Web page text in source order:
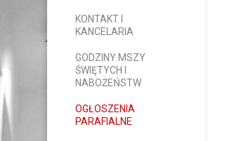
KONTAKT I
KANCELARIA
GODZINY MSZY
ŚWIĘTYCH I
NABOŻEŃSTW
OGŁOSZENIA
PARAFIALNE